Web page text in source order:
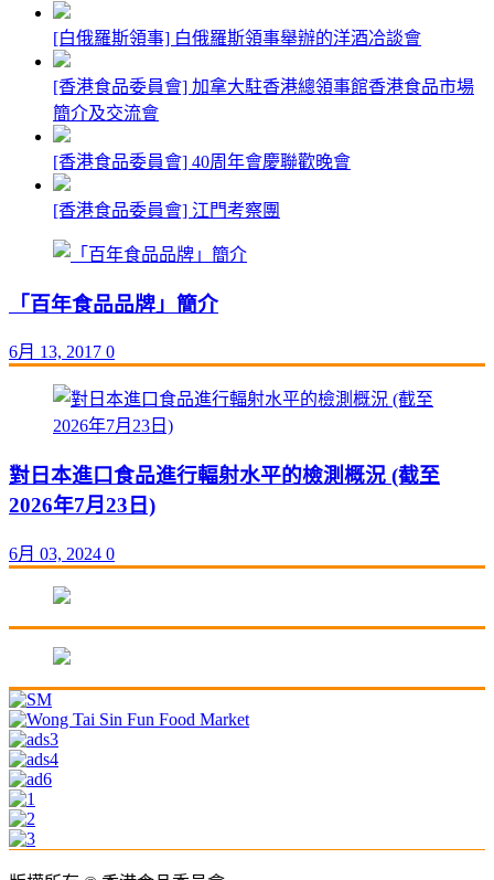
[白俄羅斯領事] 白俄羅斯領事舉辦的洋酒冾談會
[香港食品委員會] 加拿大駐香港總領事館香港食品市場
簡介及交流會
[香港食品委員會] 40周年會慶聯歡晚會
[香港食品委員會] 江門考察團
「百年食品品牌」簡介
6月 13, 2017 0
對日本進口食品進行輻射水平的檢測概況 (截至
2026年7月23日)
6月 03, 2024 0